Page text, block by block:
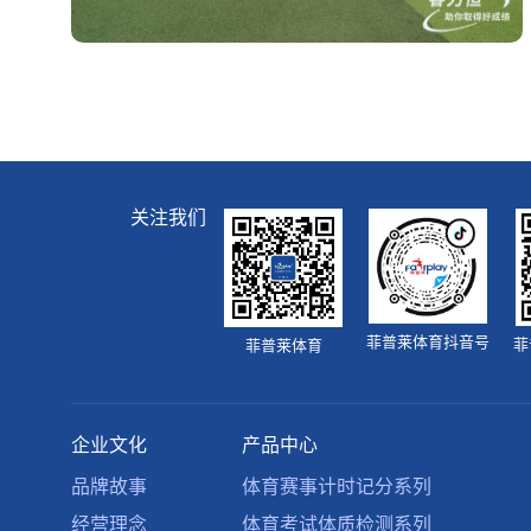
关注我们
菲普莱体育 菲普莱体育抖音号
企业文化
品牌故事
经营理念
产品中心
体育赛事计时记分系列
体育考试体质检测系列